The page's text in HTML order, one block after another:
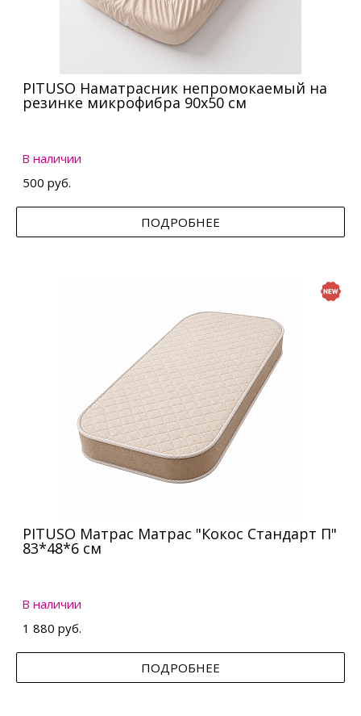
PITUSO Наматрасник непромокаемый на
резинке микрофибра 90х50 см
В наличии
500 руб.
ПОДРОБНЕЕ
PITUSO Матрас Матрас "Кокос Стандарт П"
83*48*6 см
В наличии
1 880 руб.
ПОДРОБНЕЕ